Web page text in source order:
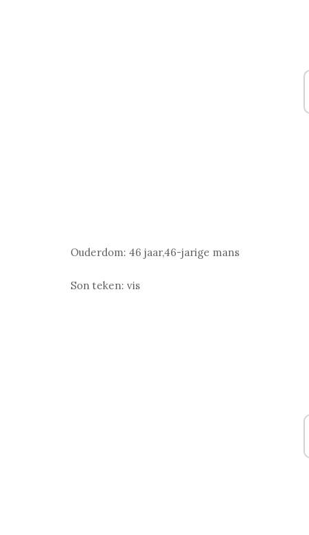
Ouderdom: 46 jaar,46-jarige mans
Son teken: vis